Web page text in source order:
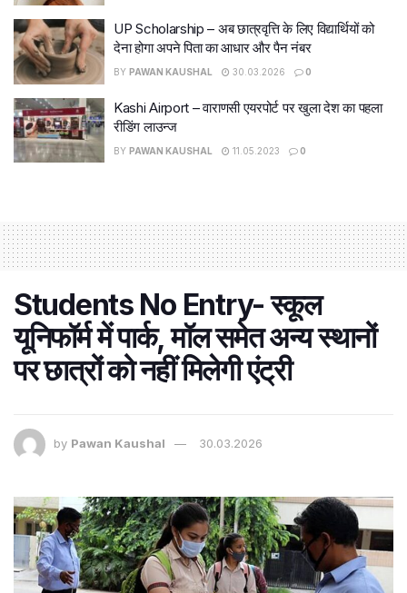
UP Scholarship – अब छात्रवृत्ति के लिए विद्यार्थियों को
देना होगा अपने पिता का आधार और पैन नंबर
BY PAWAN KAUSHAL 30.03.2026 0
Kashi Airport – वाराणसी एयरपोर्ट पर खुला देश का पहला
रीडिंग लाउन्ज
BY PAWAN KAUSHAL 11.05.2023 0
Students No Entry- स्कूल
यूनिफॉर्म में पार्क, मॉल समेत अन्य स्थानों
पर छात्रों को नहीं मिलेगी एंट्री
by Pawan Kaushal 30.03.2026